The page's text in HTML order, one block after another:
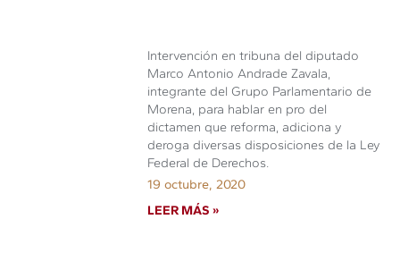
Intervención en tribuna del diputado
Marco Antonio Andrade Zavala,
integrante del Grupo Parlamentario de
Morena, para hablar en pro del
dictamen que reforma, adiciona y
deroga diversas disposiciones de la Ley
Federal de Derechos.
19 octubre, 2020
LEER MÁS »